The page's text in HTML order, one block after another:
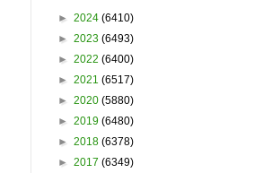
► 2024 (6410)
► 2023 (6493)
► 2022 (6400)
► 2021 (6517)
► 2020 (5880)
► 2019 (6480)
► 2018 (6378)
► 2017 (6349)